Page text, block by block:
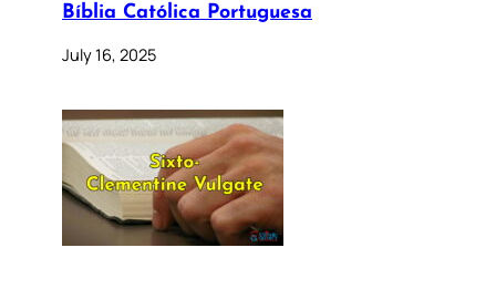
Bíblia Católica Portuguesa
July 16, 2025